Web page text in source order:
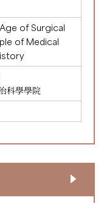
of Surgical
of Medical
科學學院